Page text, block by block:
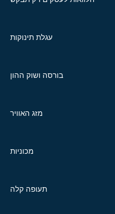
עגלת תינוקות
בורסה ושוק ההון
מזג האוויר
מכוניות
תעופה קלה